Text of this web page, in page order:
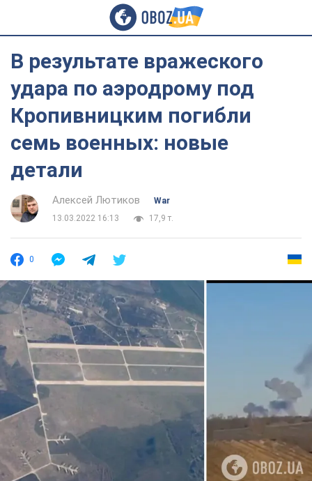
В результате вражеского
удара по аэродрому под
Кропивницким погибли
семь военных: новые
детали
Алексей Лютиков
War
13.03.2022 16:13
17,9 т.
0